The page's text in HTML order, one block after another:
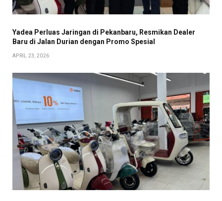
Yadea Perluas Jaringan di Pekanbaru, Resmikan Dealer
Baru di Jalan Durian dengan Promo Spesial
APRIL 23, 2026